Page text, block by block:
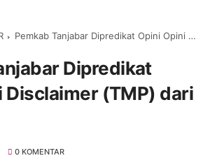
Pemkab Tanjabar Dipredikat Opini Opini Disclaimer (TMP) dari BPK RI
Dipredikat
Disclaimer (TMP) dari
0 KOMENTAR